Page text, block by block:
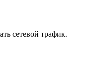
сетевой трафик.